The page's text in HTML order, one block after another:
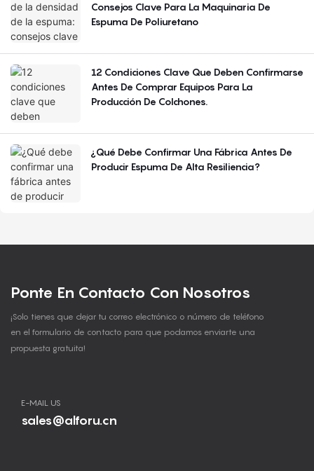
Consejos Clave Para La Maquinaria De
Espuma De Poliuretano
12 Condiciones Clave Que Deben Confirmarse
Antes De Comprar Equipos Para La
Producción De Colchones.
¿Qué Debe Confirmar Una Fábrica Antes De
Producir Espuma De Alta Resiliencia?
Ponte En Contacto Con Nosotros
¡Solo tienes que dejar tu correo electrónico o número de teléfono
en el formulario de contacto para que podamos enviarte una
propuesta gratuita!
E-MAIL US
sales@alforu.cn